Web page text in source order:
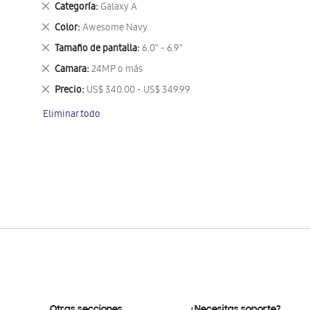
Categoría Galaxy A
Eliminar
este
artículo
Color Awesome Navy
Eliminar
este
artículo
Tamaño de pantalla 6.0" - 6.9"
Eliminar
este
artículo
Camara 24MP o más
Eliminar
este
artículo
Precio US$ 340.00 - US$ 349.99
Eliminar
artículo
Eliminar todo